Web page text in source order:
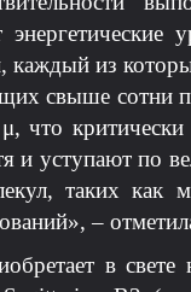
из
свыше сотни
μ, что
и уступают по
таких как
–
в